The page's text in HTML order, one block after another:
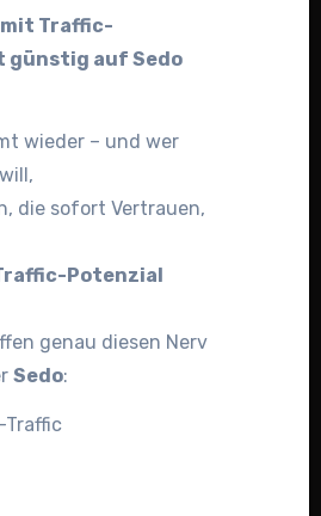
mit Traffic-
günstig auf Sedo
wieder – und wer
die sofort Vertrauen,
Potenzial
genau diesen Nerv
Sedo:
Traffic